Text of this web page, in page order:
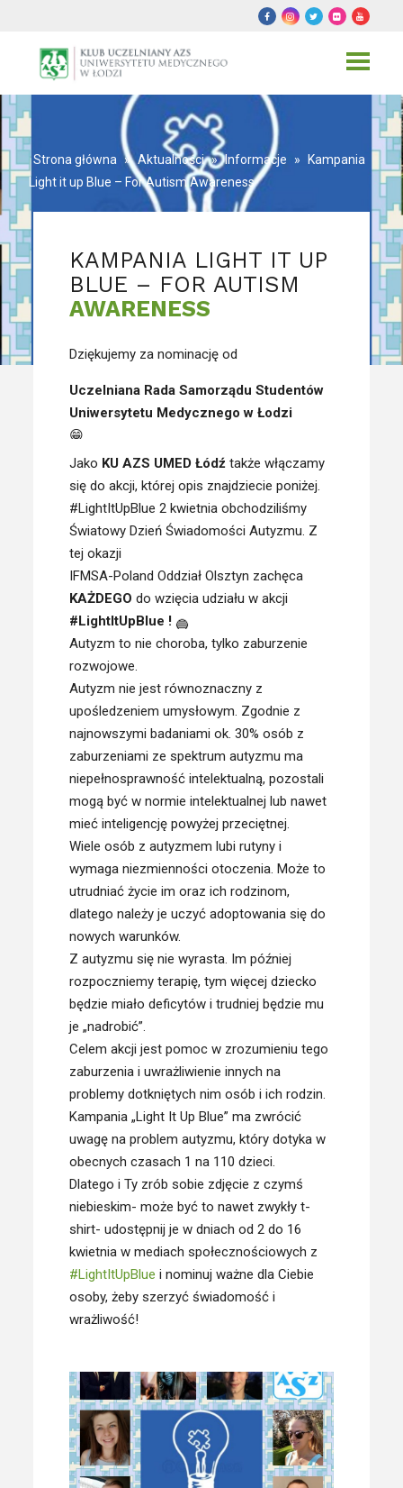
Toggle
Strona główna » Aktualności » Informacje »
Kampania
Light it up Blue – For Autism Awareness
KAMPANIA LIGHT IT UP
BLUE – FOR AUTISM
AWARENESS
Dziękujemy za nominację od
Uczelniana Rada Samorządu Studentów
Uniwersytetu Medycznego w Łodzi
Jako KU AZS UMED Łódź także włączamy
się do akcji, której opis znajdziecie poniżej.
#LightItUpBlue 2 kwietnia obchodziliśmy
Światowy Dzień Świadomości Autyzmu. Z
tej okazji
IFMSA-Poland Oddział Olsztyn zachęca
KAŻDEGO do wzięcia udziału w akcji
#LightItUpBlue !
Autyzm to nie choroba, tylko zaburzenie
rozwojowe.
Autyzm nie jest równoznaczny z
upośledzeniem umysłowym. Zgodnie z
najnowszymi badaniami ok. 30% osób z
zaburzeniami ze spektrum autyzmu ma
niepełnosprawność intelektualną, pozostali
mogą być w normie intelektualnej lub nawet
mieć inteligencję powyżej przeciętnej.
Wiele osób z autyzmem lubi rutyny i
wymaga niezmienności otoczenia. Może to
utrudniać życie im oraz ich rodzinom,
dlatego należy je uczyć adoptowania się do
nowych warunków.
Z autyzmu się nie wyrasta. Im później
rozpoczniemy terapię, tym więcej dziecko
będzie miało deficytów i trudniej będzie mu
je „nadrobić”.
Celem akcji jest pomoc w zrozumieniu tego
zaburzenia i uwrażliwienie innych na
problemy dotkniętych nim osób i ich rodzin.
Kampania „Light It Up Blue” ma zwrócić
uwagę na problem autyzmu, który dotyka w
obecnych czasach 1 na 110 dzieci.
Dlatego i Ty zrób sobie zdjęcie z czymś
niebieskim- może być to nawet zwykły t-
shirt- udostępnij je w dniach od 2 do 16
kwietnia w mediach społecznościowych z
#LightItUpBlue i nominuj ważne dla Ciebie
osoby, żeby szerzyć świadomość i
wrażliwość!